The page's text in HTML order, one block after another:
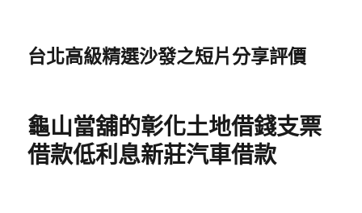
台北高級精選沙發之短片分享評價
龜山當舖的彰化土地借錢支票
借款低利息新莊汽車借款